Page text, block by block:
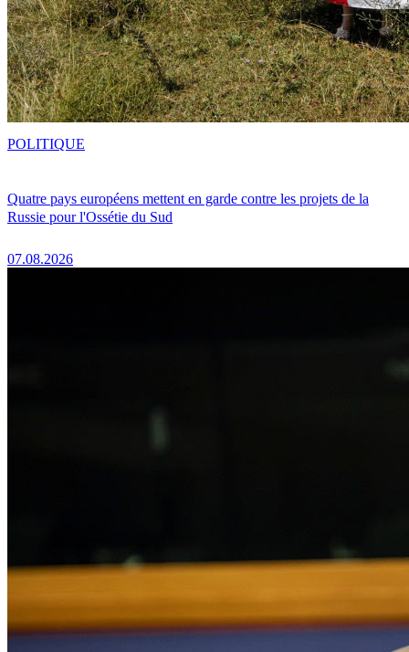
Quatre pays européens mettent en garde contre les projets de la
Russie pour l'Ossétie du Sud
07.08.2026
POLITIQUE